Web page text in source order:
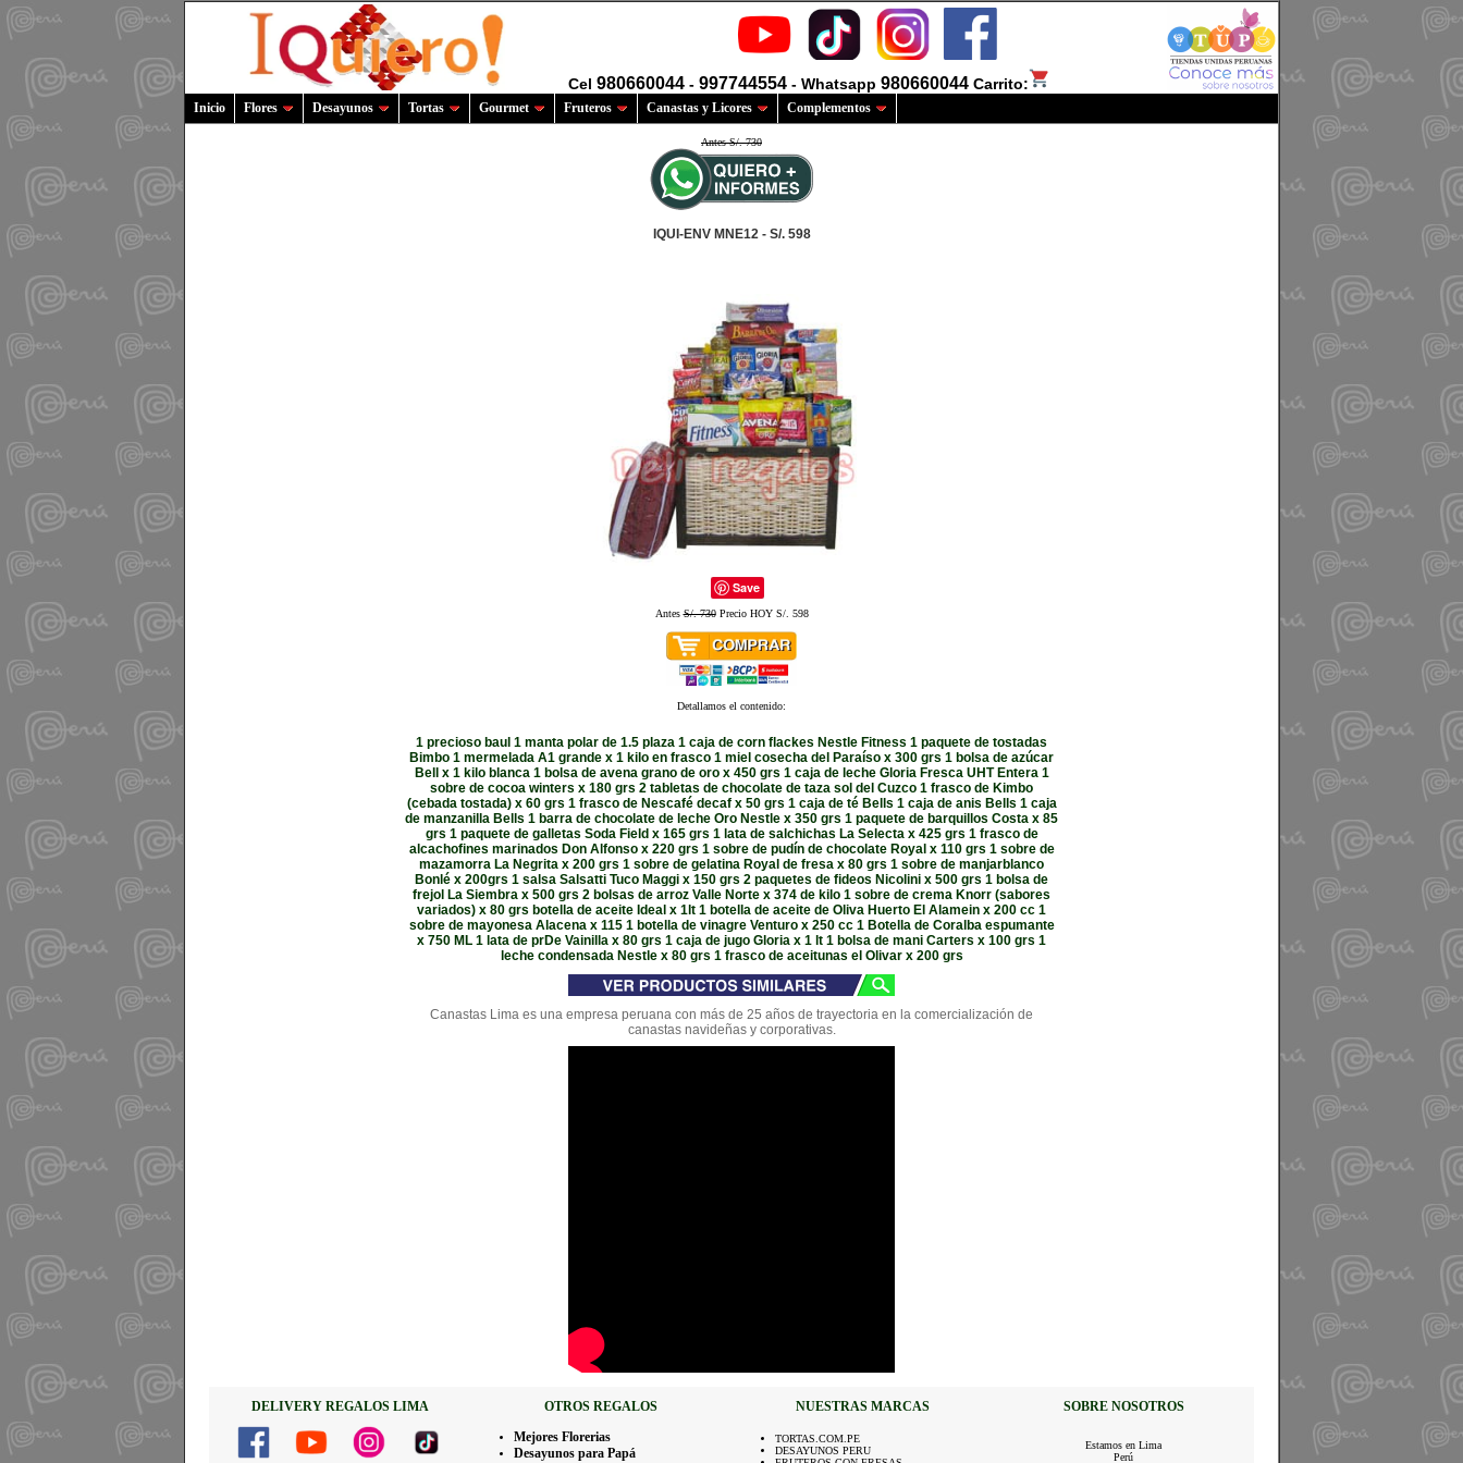
Cel 980660044 - 997744554 - Whatsapp 980660044 Carrito:
Inicio Flores Desayunos Tortas Gourmet Fruteros Canastas y Licores Complementos
Antes S/. 730
IQUI-ENV MNE12 - S/. 598
Save
AntesS/. 730Precio HOY S/. 598
Detallamos el contenido:
1 precioso baul 1 manta polar de 1.5 plaza 1 caja de corn flackes Nestle Fitness 1 paquete de tostadas
Bimbo 1 mermelada A1 grande x 1 kilo en frasco 1 miel cosecha del Paraíso x 300 grs 1 bolsa de azúcar
Bell x 1 kilo blanca 1 bolsa de avena grano de oro x 450 grs 1 caja de leche Gloria Fresca UHT Entera 1
sobre de cocoa winters x 180 grs 2 tabletas de chocolate de taza sol del Cuzco 1 frasco de Kimbo
(cebada tostada) x 60 grs 1 frasco de Nescafé decaf x 50 grs 1 caja de té Bells 1 caja de anis Bells 1 caja
de manzanilla Bells 1 barra de chocolate de leche Oro Nestle x 350 grs 1 paquete de barquillos Costa x 85
grs 1 paquete de galletas Soda Field x 165 grs 1 lata de salchichas La Selecta x 425 grs 1 frasco de
alcachofines marinados Don Alfonso x 220 grs 1 sobre de pudín de chocolate Royal x 110 grs 1 sobre de
mazamorra La Negrita x 200 grs 1 sobre de gelatina Royal de fresa x 80 grs 1 sobre de manjarblanco
Bonlé x 200grs 1 salsa Salsatti Tuco Maggi x 150 grs 2 paquetes de fideos Nicolini x 500 grs 1 bolsa de
frejol La Siembra x 500 grs 2 bolsas de arroz Valle Norte x 374 de kilo 1 sobre de crema Knorr (sabores
variados) x 80 grs botella de aceite Ideal x 1lt 1 botella de aceite de Oliva Huerto El Alamein x 200 cc 1
sobre de mayonesa Alacena x 115 1 botella de vinagre Venturo x 250 cc 1 Botella de Coralba espumante
x 750 ML 1 lata de prDe Vainilla x 80 grs 1 caja de jugo Gloria x 1 lt 1 bolsa de mani Carters x 100 grs 1
leche condensada Nestle x 80 grs 1 frasco de aceitunas el Olivar x 200 grs
Canastas Lima es una empresa peruana con más de 25 años de trayectoria en la comercialización de
canastas navideñas y corporativas.
DELIVERY REGALOS LIMA OTROS REGALOS NUESTRAS MARCAS
SOBRE NOSOTROS
Mejores Florerias
Desayunos para Papá
TORTAS.COM.PE
DESAYUNOS PERU
Estamos en Lima
Perú